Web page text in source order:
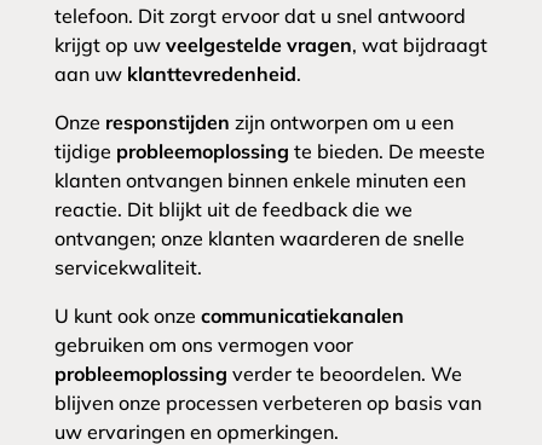
telefoon. Dit zorgt ervoor dat u snel antwoord
krijgt op uw veelgestelde vragen, wat bijdraagt
aan uw klanttevredenheid.
Onze responstijden zijn ontworpen om u een
tijdige probleemoplossing te bieden. De meeste
klanten ontvangen binnen enkele minuten een
reactie. Dit blijkt uit de feedback die we
ontvangen; onze klanten waarderen de snelle
servicekwaliteit.
U kunt ook onze communicatiekanalen
gebruiken om ons vermogen voor
probleemoplossing verder te beoordelen. We
blijven onze processen verbeteren op basis van
uw ervaringen en opmerkingen.